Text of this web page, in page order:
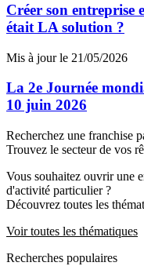
Créer son entreprise
était LA solution ?
Mis à jour le 21/05/2026
La 2e Journée
10 juin 2026
Recherchez une franchise
Trouvez le secteur de vos
Vous souhaitez ouvrir une
d'activité particulier ?
Découvrez toutes les
Voir toutes les thématiques
Recherches populaires